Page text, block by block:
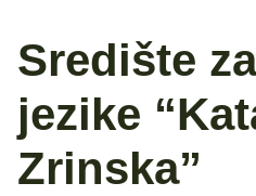
Središte
jezike
Zrinska”